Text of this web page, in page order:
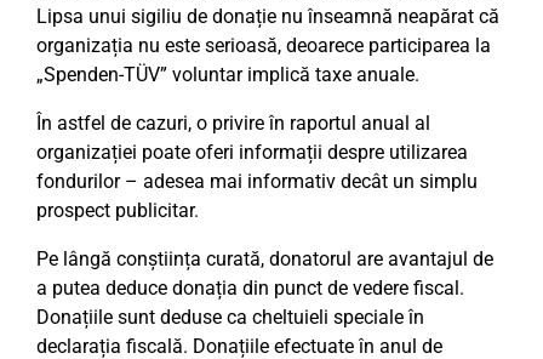
Lipsa unui sigiliu de donație nu înseamnă neapărat că
organizația nu este serioasă, deoarece participarea la
„Spenden-TÜV” voluntar implică taxe anuale.
În astfel de cazuri, o privire în raportul anual al
organizației poate oferi informații despre utilizarea
fondurilor – adesea mai informativ decât un simplu
prospect publicitar.
Pe lângă conștiința curată, donatorul are avantajul de
a putea deduce donația din punct de vedere fiscal.
Donațiile sunt deduse ca cheltuieli speciale în
declarația fiscală. Donațiile efectuate în anul de